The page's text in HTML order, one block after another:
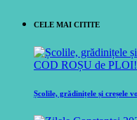
CELE MAI CITITE
Școlile, grădinițele și creșele